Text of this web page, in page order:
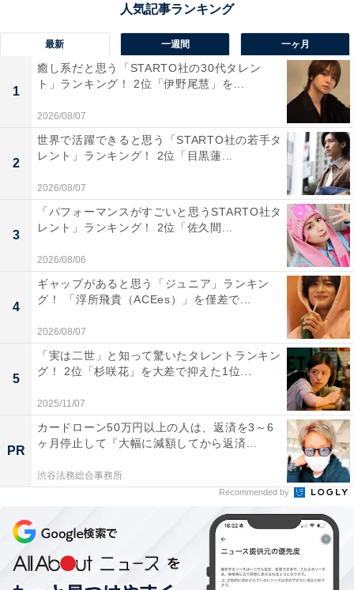
楽しめるから」（30代女性／神奈川県）といった声が集
まりました。
1位：阿蘇（阿蘇市）／55票
阿蘇五岳の麓に位置する「阿蘇」が1位。冬の阿蘇は澄
み切った空気と白銀の雪化粧をした山々、黄金色の草原
が織りなす幻想的な絶景が広がります。条件が合えば氷
の滝や雲海も見られるほか、中岳火口の荒々しい噴煙な
ど大地の息吹を間近に感じられ、冬だからこその大迫力
の自然美が支持されました。
回答者からは「冬の阿蘇は空気が澄んでいて、雄大な景
色を楽しめそうだから」（30代男性／富山県）、「赤牛
の弁当や牛乳のスイーツなど美味しいものが多く眺めが
最新 一週間 一ヶ月
1
癒し系だと思う「STARTO社の30代タレン
ト」ランキング！ 2位「伊野尾慧」を...
2026/08/07
2
世界で活躍できると思う「STARTO社の若手タ
レント」ランキング！ 2位「目黒蓮...
2026/08/07
3
「パフォーマンスがすごいと思うSTARTO社タ
レント」ランキング！ 2位「佐久間...
2026/08/06
4
ギャップがあると思う「ジュニア」ランキン
グ！ 「浮所飛貴（ACEes）」を僅差で...
2026/08/07
5
「実は二世」と知って驚いたタレントランキン
グ！ 2位「杉咲花」を大差で抑えた1位...
2025/11/07
PR
カードローン50万円以上の人は、返済を3～6
ヶ月停止して『大幅に減額してから返済...
渋谷法務総合事務所
Recommended by